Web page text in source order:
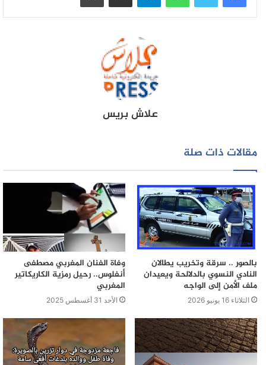
علاش بريس
مقالات ذات صلة
بالصور .. سرقة وتخريب يطالان
النادي النسوي بالدلالحة ويعيدان
ملف الأمن إلى الواجه
الثلاثاء 16 يونيو 2026
وفاة الفنان المغربي مصطفى
أنفلوس.. رحيل رمزية الكاريكاتير
المغربي
الأحد 31 أغسطس 2025